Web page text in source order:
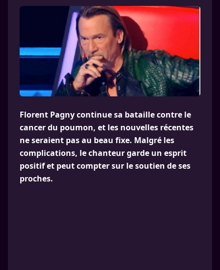
Florent Pagny continue sa bataille contre le
cancer du poumon, et les nouvelles récentes
ne seraient pas au beau fixe. Malgré les
complications, le chanteur garde un esprit
positif et peut compter sur le soutien de ses
proches.